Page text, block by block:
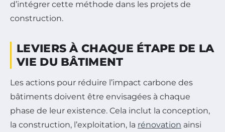
d’intégrer cette méthode dans les projets de
construction.
LEVIERS À CHAQUE ÉTAPE DE LA
VIE DU BÂTIMENT
Les actions pour réduire l’impact carbone des
bâtiments doivent être envisagées à chaque
phase de leur existence. Cela inclut la conception,
la construction, l’exploitation, la rénovation ainsi